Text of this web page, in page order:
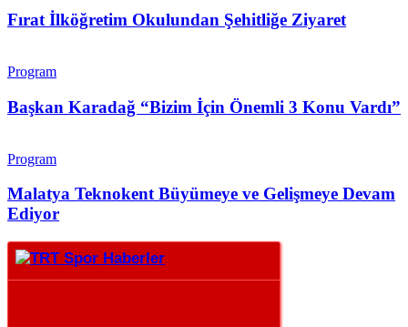
Fırat İlköğretim Okulundan Şehitliğe Ziyaret
Program
Başkan Karadağ “Bizim İçin Önemli 3 Konu Vardı”
Program
Malatya Teknokent Büyümeye ve Gelişmeye Devam
Ediyor